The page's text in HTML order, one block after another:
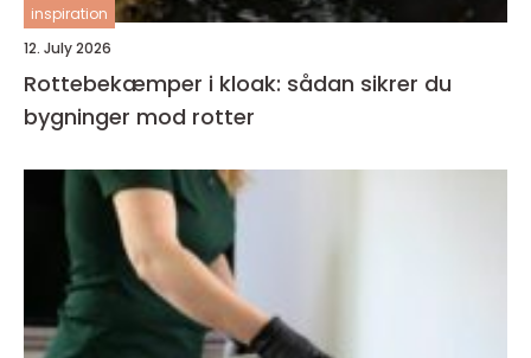
inspiration
12. July 2026
Rottebekæmper i kloak: sådan sikrer du
bygninger mod rotter